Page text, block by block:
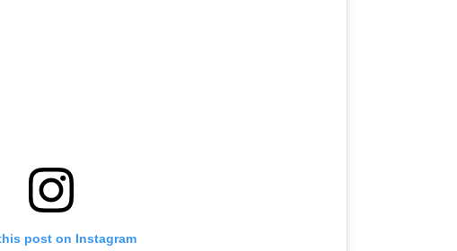
post on Instagram